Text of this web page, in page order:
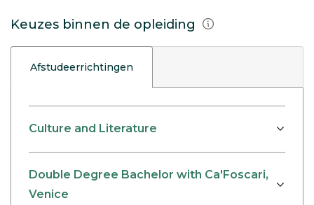
Keuzes binnen de opleiding
Afstudeerrichtingen
Culture and Literature
Double Degree Bachelor with Ca'Foscari,
Venice